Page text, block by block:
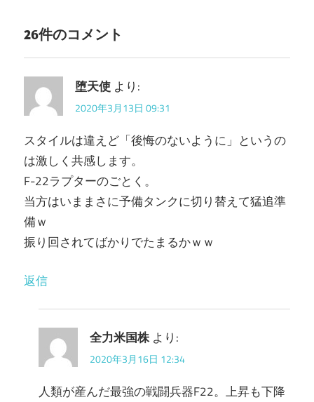
ゲ
ー
シ
ョ
ン
26件のコメント
堕天使 より:
2020年3月13日 09:31
スタイルは違えど「後悔のないように」というの
は激しく共感します。
F-22ラプターのごとく。
当方はいままさに予備タンクに切り替えて猛追準
備ｗ
振り回されてばかりでたまるかｗｗ
返信
全力米国株 より:
2020年3月16日 12:34
人類が産んだ最強の戦闘兵器F22。上昇も下降